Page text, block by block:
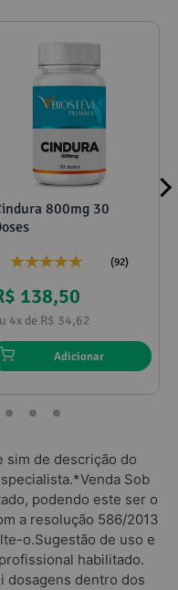
800mg 30
(92)
138,50
4x de R$ 34,62
Adicionar
sim de descrição do
Sob
podendo este ser o
a resolução 586/2013
o.Sugestão de uso e
habilitado.
dosagens dentro dos